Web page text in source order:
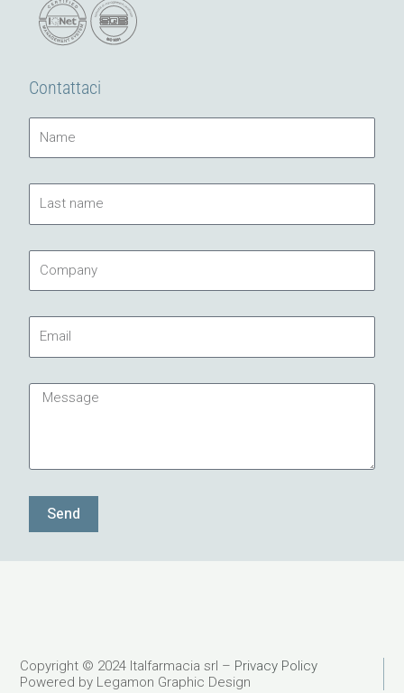
Contattaci
name
Message
Send
Copyright © 2024 Italfarmacia srl – Privacy Policy
Powered by Legamon Graphic Design